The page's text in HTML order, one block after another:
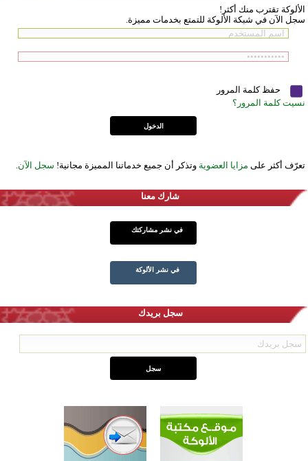
الألوكة تقترب منك أكثر!
سجل الآن في شبكة الألوكة للتمتع بخدمات مميزة.
حفظ كلمة المرور
نسيت كلمة المرور؟
تعرّف أكثر على مزايا العضوية وتذكر أن جميع خدماتنا المميزة مجانية! سجل الآن.
شارك معنا
في نشر مشاركتك
في نشر الألوكة
سجل بريدك